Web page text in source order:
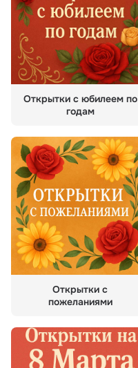
Открытки с юбилеем по
годам
Открытки с
пожеланиями